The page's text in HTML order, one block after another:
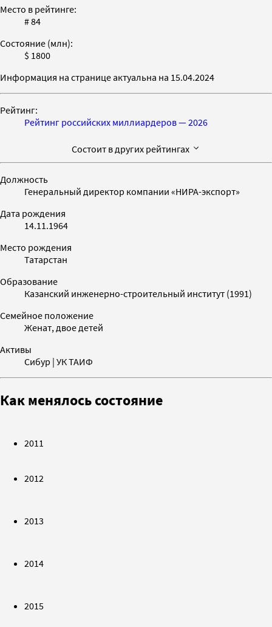
Место в рейтинге:
# 84
Состояние (млн):
$ 1800
Информация на странице актуальна на 15.04.2024
Рейтинг:
Рейтинг российских миллиардеров — 2026
Состоит в других рейтингах
Должность
Генеральный директор компании «НИРА-экспорт»
Дата рождения
14.11.1964
Место рождения
Татарстан
Образование
Казанский инженерно-строительный институт (1991)
Семейное положение
Женат, двое детей
Активы
Сибур | УК ТАИФ
Как менялось состояние
2011
2012
2013
2014
2015